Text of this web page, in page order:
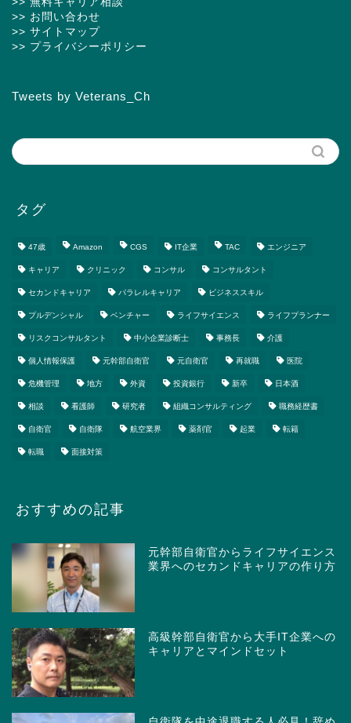
>> お問い合わせ
>> サイトマップ
>> プライバシーポリシー
Tweets by Veterans_Ch
タグ
47歳 Amazon CGS IT企業 TAC エンジニア
キャリア クリニック コンサル コンサルタント
セカンドキャリア パラレルキャリア ビジネススキル
プルデンシャル ベンチャー ライフサイエンス ライフプランナー
リスクコンサルタント 中小企業診断士 事務長 介護
個人情報保護 元幹部自衛官 元自衛官 再就職 医院
危機管理 地方 外資 投資銀行 新卒 日本酒
相談 看護師 研究者 組織コンサルティング 職務経歴書
自衛官 自衛隊 航空業界 薬剤官 起業 転籍
転職 面接対策
おすすめの記事
元幹部自衛官からライフサイエンス
業界へのセカンドキャリアの作り方
高級幹部自衛官から大手IT企業への
キャリアとマインドセット